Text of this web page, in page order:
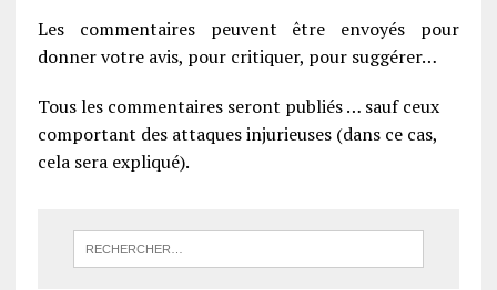
Les commentaires peuvent être envoyés pour
donner votre avis, pour critiquer, pour suggérer…
Tous les commentaires seront publiés … sauf ceux
comportant des attaques injurieuses (dans ce cas,
cela sera expliqué).